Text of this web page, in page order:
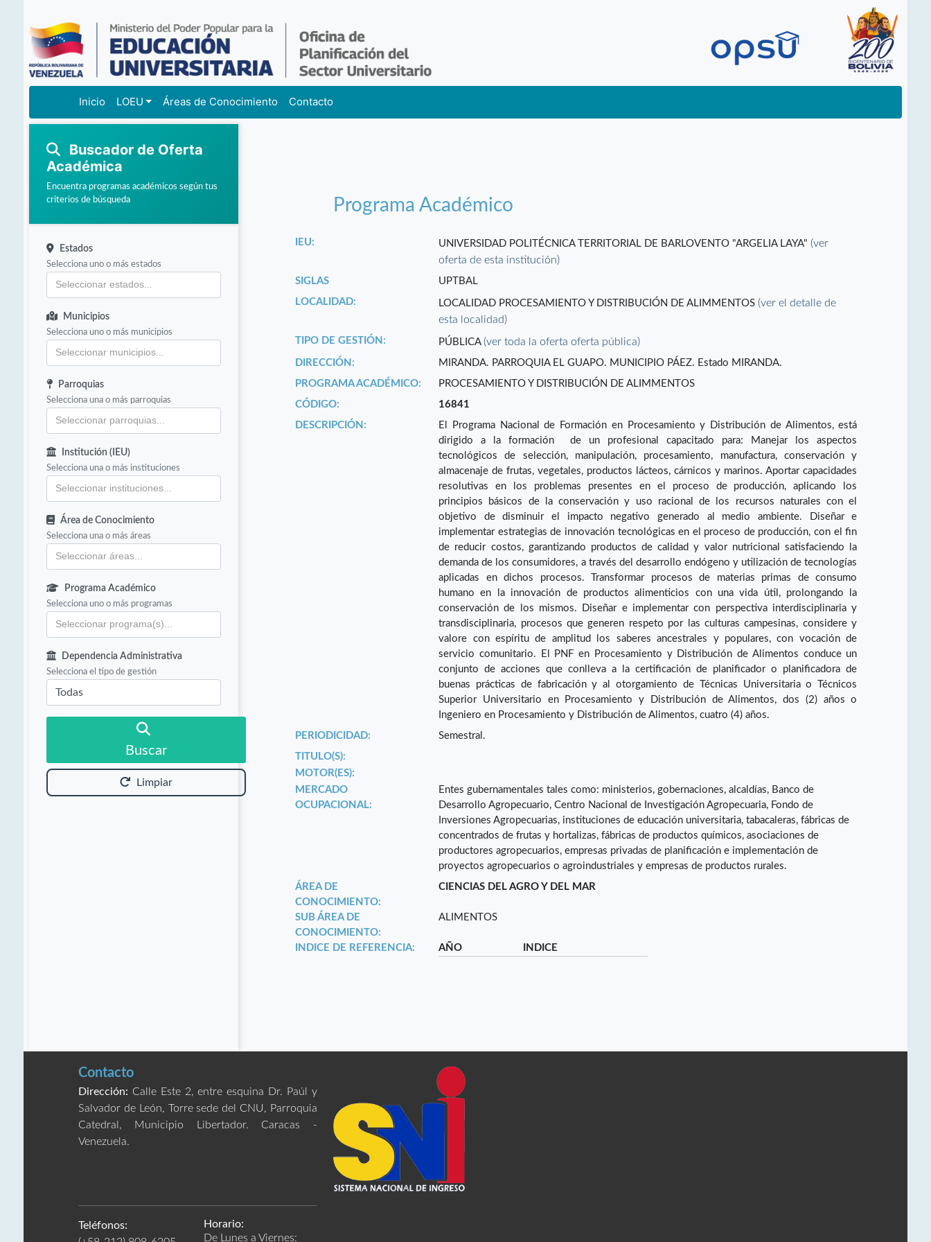
Inicio LOEU Áreas de Conocimiento Contacto
Buscador de Oferta
Académica
Encuentra programas académicos según tus
criterios de búsqueda
Estados
Selecciona uno o más estados
Municipios
Selecciona uno o más municipios
Parroquias
Selecciona una o más parroquias
Institución (IEU)
Selecciona una o más instituciones
Área de Conocimiento
Selecciona una o más áreas
Programa Académico
Selecciona uno o más programas
Dependencia Administrativa
Selecciona el tipo de gestión
Buscar
Limpiar
Programa Académico
IEU: UNIVERSIDAD POLITÉCNICA TERRITORIAL DE BARLOVENTO "ARGELIA LAYA"(ver
oferta de esta institución)
SIGLAS
UPTBAL
LOCALIDAD:
LOCALIDAD PROCESAMIENTO Y DISTRIBUCIÓN DE ALIMMENTOS(ver el detalle de
esta localidad)
TIPO DE GESTIÓN: PÚBLICA(ver toda la oferta oferta pública)
DIRECCIÓN:
MIRANDA. PARROQUIA EL GUAPO. MUNICIPIO PÁEZ. Estado MIRANDA.
PROGRAMA ACADÉMICO:
PROCESAMIENTO Y DISTRIBUCIÓN DE ALIMMENTOS
CÓDIGO:
16841
DESCRIPCIÓN:
El Programa Nacional de Formación en Procesamiento y Distribución de Alimentos, está
dirigido a la formación de un profesional capacitado para: Manejar los aspectos
tecnológicos de selección, manipulación, procesamiento, manufactura, conservación y
almacenaje de frutas, vegetales, productos lácteos, cárnicos y marinos. Aportar capacidades
resolutivas en los problemas presentes en el proceso de producción, aplicando los
principios básicos de la conservación y uso racional de los recursos naturales con el
objetivo de disminuir el impacto negativo generado al medio ambiente. Diseñar e
implementar estrategias de innovación tecnológicas en el proceso de producción, con el fin
de reducir costos, garantizando productos de calidad y valor nutricional satisfaciendo la
demanda de los consumidores, a través del desarrollo endógeno y utilización de tecnologías
aplicadas en dichos procesos. Transformar procesos de materias primas de consumo
humano en la innovación de productos alimenticios con una vida útil, prolongando la
conservación de los mismos. Diseñar e implementar con perspectiva interdisciplinaria y
transdisciplinaria, procesos que generen respeto por las culturas campesinas, considere y
valore con espíritu de amplitud los saberes ancestrales y populares, con vocación de
servicio comunitario. El PNF en Procesamiento y Distribución de Alimentos conduce un
conjunto de acciones que conlleva a la certificación de planificador o planificadora de
buenas prácticas de fabricación y al otorgamiento de Técnicas Universitaria o Técnicos
Superior Universitario en Procesamiento y Distribución de Alimentos, dos (2) años o
Ingeniero en Procesamiento y Distribución de Alimentos, cuatro (4) años.
PERIODICIDAD:
Semestral.
TITULO(S):
MOTOR(ES):
MERCADO
OCUPACIONAL:
Entes gubernamentales tales como: ministerios, gobernaciones, alcaldías, Banco de
Desarrollo Agropecuario, Centro Nacional de Investigación Agropecuaria, Fondo de
Inversiones Agropecuarias, instituciones de educación universitaria, tabacaleras, fábricas de
concentrados de frutas y hortalizas, fábricas de productos químicos, asociaciones de
productores agropecuarios, empresas privadas de planificación e implementación de
proyectos agropecuarios o agroindustriales y empresas de productos rurales.
ÁREA DE
CONOCIMIENTO:
CIENCIAS DEL AGRO Y DEL MAR
SUB ÁREA DE
CONOCIMIENTO:
ALIMENTOS
INDICE DE REFERENCIA: AÑO INDICE
Contacto
Dirección: Calle Este 2, entre esquina Dr. Paúl y
Salvador de León, Torre sede del CNU, Parroquia
Catedral, Municipio Libertador. Caracas -
Venezuela.
Teléfonos:
Horario:
De Lunes a Viernes: